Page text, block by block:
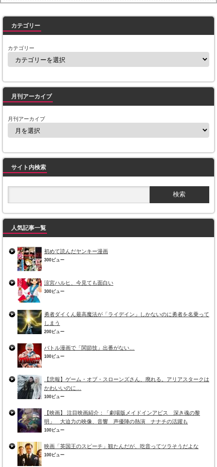
カテゴリー
カテゴリー
月刊アーカイブ
月刊アーカイブ
サイト内検索
人気記事一覧
初めて読んだヤンキー漫画
300ビュー
涼宮ハルヒ、今見ても面白い
300ビュー
勇者ダイくん最高魔法が「ライデイン」しかないのに勇者を名乗って
しまう
200ビュー
バトル漫画で「関節技」出番がない…
100ビュー
【悲報】ゲーム・オブ・スローンズさん、廃れる。アリアスタークは
かわいいのに…
100ビュー
【映画】 注目映画紹介：「劇場版メイドインアビス 深き魂の黎
明」 大迫力の映像、音響 声優陣の熱演 ナナチの活躍も
100ビュー
映画「英国王のスピーチ」観たんだが、吃音ってツラそうだよな
100ビュー